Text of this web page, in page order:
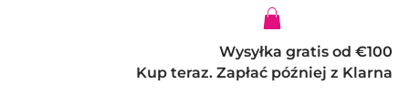
Wysyłka gratis od €100
Kup teraz. Zapłać później z Klarna